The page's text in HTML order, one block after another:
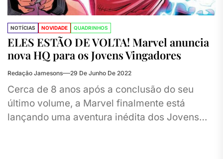
NOTÍCIAS NOVIDADE QUADRINHOS
ELES ESTÃO DE VOLTA! Marvel anuncia
nova HQ para os Jovens Vingadores
Redação Jamesons 29 De Junho De 2022
Cerca de 8 anos após a conclusão do seu
último volume, a Marvel finalmente está
lançando uma aventura inédita dos Jovens